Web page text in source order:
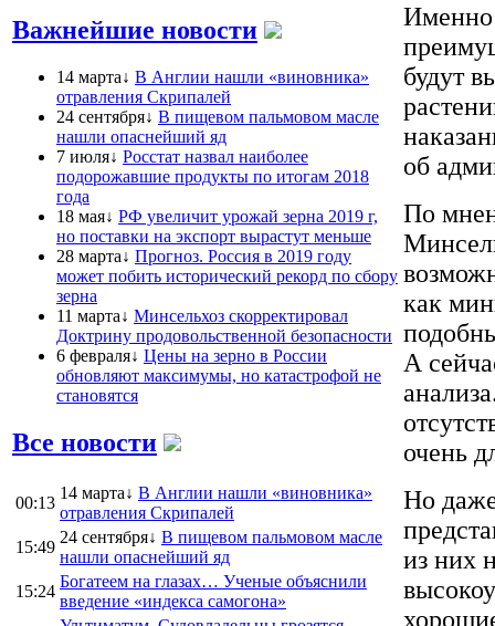
Важнейшие новости
14 марта↓ В Англии нашли «виновника»
отравления Скрипалей
24 сентября↓ В пищевом пальмовом масле
нашли опаснейший яд
7 июля↓ Росстат назвал наиболее
подорожавшие продукты по итогам 2018
года
18 мая↓ РФ увеличит урожай зерна 2019 г,
но поставки на экспорт вырастут меньше
28 марта↓ Прогноз. Россия в 2019 году
может побить исторический рекорд по сбору
зерна
11 марта↓ Минсельхоз скорректировал
Доктрину продовольственной безопасности
6 февраля↓ Цены на зерно в России
обновляют максимумы, но катастрофой не
становятся
Все новости
00:13
14 марта↓ В Англии нашли «виновника»
отравления Скрипалей
15:49
24 сентября↓ В пищевом пальмовом масле
нашли опаснейший яд
15:24
Богатеем на глазах… Ученые объяснили
введение «индекса самогона»
Именно
будут
об
По
как
А
очень
Но
из них